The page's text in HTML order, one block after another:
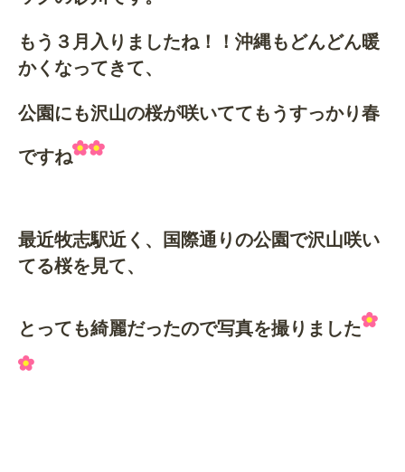
もう３月入りましたね！！沖縄もどんどん暖
かくなってきて、
公園にも沢山の桜が咲いててもうすっかり春
ですね
最近牧志駅近く、国際通りの公園で沢山咲い
てる桜を見て、
とっても綺麗だったので写真を撮りました